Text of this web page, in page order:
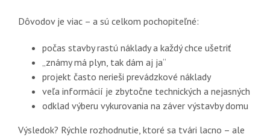
Dôvodov je viac – a sú celkom pochopiteľné:
počas stavby rastú náklady a každý chce ušetriť
„známy má plyn, tak dám aj ja“
projekt často nerieši prevádzkové náklady
veľa informácií je zbytočne technických a nejasných
odklad výberu vykurovania na záver výstavby domu
Výsledok? Rýchle rozhodnutie, ktoré sa tvári lacno – ale